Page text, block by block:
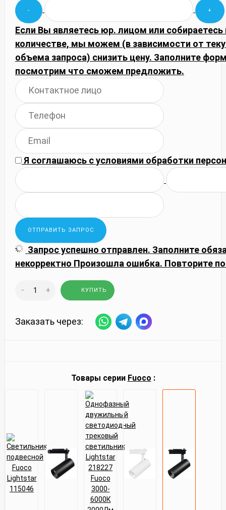
Если Вы являетесь юр. лицом или
количестве, мы можем (в зависимости от
объема запроса) снизить цену. Заполните
посмотрим что сможем предложить.
Я соглашаюсь сусловиями обработки
Запрос успешно отправлен. Заполните
некорректно Произошла ошибка. Повторите
- + КУПИТЬ
Заказать через:
Товары серии Fuoco :